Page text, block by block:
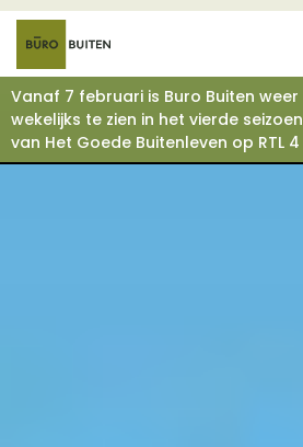
Vanaf 7 februari is Buro Buiten weer
wekelijks te zien in het vierde seizoen
van Het Goede Buitenleven op RTL 4